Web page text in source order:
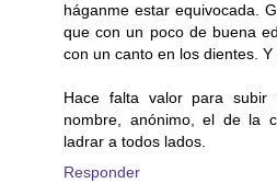
háganme estar equivocada.
que con un poco de buena
con un canto en los dientes. Y
Hace falta valor para
nombre, anónimo, el de la
ladrar a todos lados.
Responder